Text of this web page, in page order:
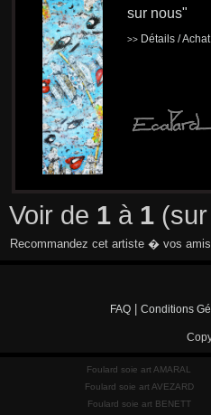
sur nous"
>> Détails /
Voir de 1 à 1
Recommandez cet artiste � vos
FAQ Conditions
Foulard soie art AMARAL
Foulard soie art AVEZARD
Foulard soie art BENETT